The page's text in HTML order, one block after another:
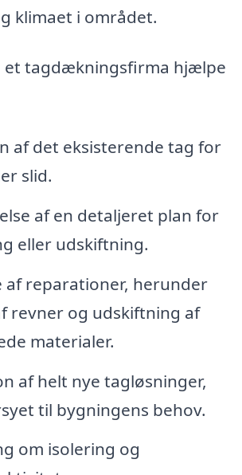
klimaet i området.
et tagdækningsfirma hjælpe
af det eksisterende tag for
slid.
af en detaljeret plan for
eller udskiftning.
af reparationer, herunder
revner og udskiftning af
materialer.
af helt nye tagløsninger,
til bygningens behov.
om isolering og